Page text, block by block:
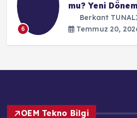
6
mu? Yeni
Berkant
Temmuz 20,
OEM Tekno Bilgi